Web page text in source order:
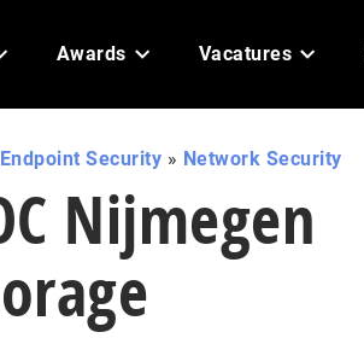
Awards Vacatures
Security » Network Security
Nijmegen